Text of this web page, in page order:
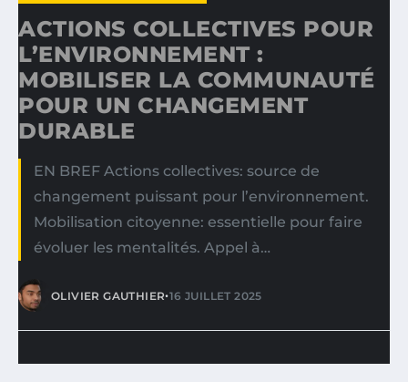
ACTIONS COLLECTIVES POUR
L’ENVIRONNEMENT :
MOBILISER LA COMMUNAUTÉ
POUR UN CHANGEMENT
DURABLE
EN BREF Actions collectives: source de
changement puissant pour l’environnement.
Mobilisation citoyenne: essentielle pour faire
évoluer les mentalités. Appel à…
OLIVIER GAUTHIER•16 JUILLET 2025